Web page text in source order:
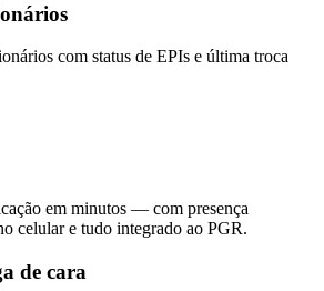
com status de EPIs e última troca
em minutos — com presença
celular e tudo integrado ao PGR.
de cara